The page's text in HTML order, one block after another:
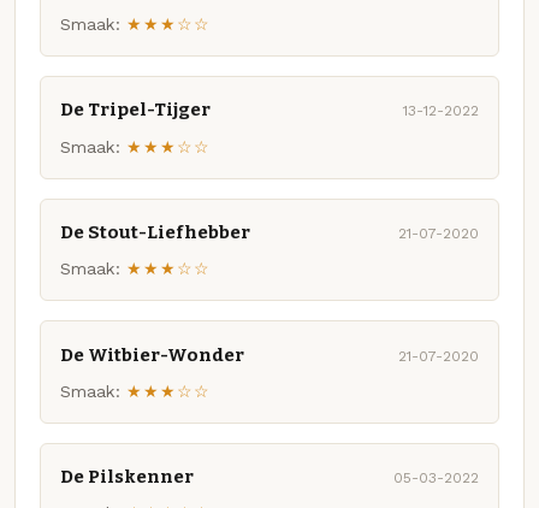
Smaak: ★★★☆☆
De Tripel-Tijger 13-12-2022
Smaak: ★★★☆☆
De Stout-Liefhebber 21-07-2020
Smaak: ★★★☆☆
De Witbier-Wonder 21-07-2020
Smaak: ★★★☆☆
De Pilskenner 05-03-2022